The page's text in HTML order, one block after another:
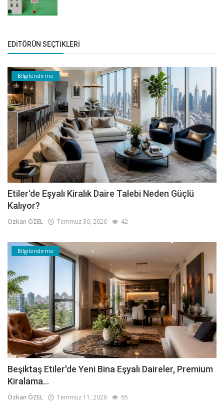
EDITÖRÜN SEÇTIKLERI
Bilgilendirme
Etiler'de Eşyalı Kiralık Daire Talebi Neden Güçlü
Kalıyor?
Özkan ÖZEL Temmuz 30, 2026 42
Bilgilendirme
Beşiktaş Etiler'de Yeni Bina Eşyalı Daireler, Premium
Kiralama...
Özkan ÖZEL Temmuz 11, 2026 65